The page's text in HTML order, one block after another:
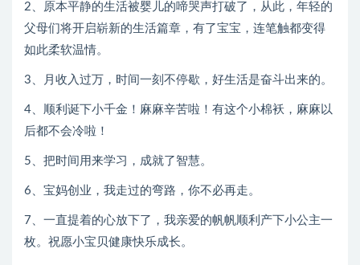
2、原本平静的生活被婴儿的啼哭声打破了，从此，年轻的
父母们将开启崭新的生活篇章，有了宝宝，连笔触都变得
如此柔软温情。
3、月收入过万，时间一刻不停歇，好生活是奋斗出来的。
4、顺利诞下小千金！麻麻辛苦啦！有这个小棉袄，麻麻以
后都不会冷啦！
5、把时间用来学习，成就了智慧。
6、宝妈创业，我走过的弯路，你不必再走。
7、一直提着的心放下了，我亲爱的帆帆顺利产下小公主一
枚。祝愿小宝贝健康快乐成长。